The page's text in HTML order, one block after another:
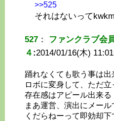
>>525
それはないって
527 ： ファンクラブ会
４ :2014/01/16(木)
踊れなくても歌う事は出
ロボに変身して、ただ
存在感はアピール出来る
まあ運営、演出にメー
くだらねーって即効却